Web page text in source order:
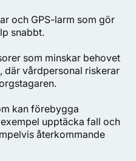
och GPS-larm som gör
snabbt.
som minskar behovet
där vårdpersonal riskerar
kan förebygga
upptäcka fall och
återkommande